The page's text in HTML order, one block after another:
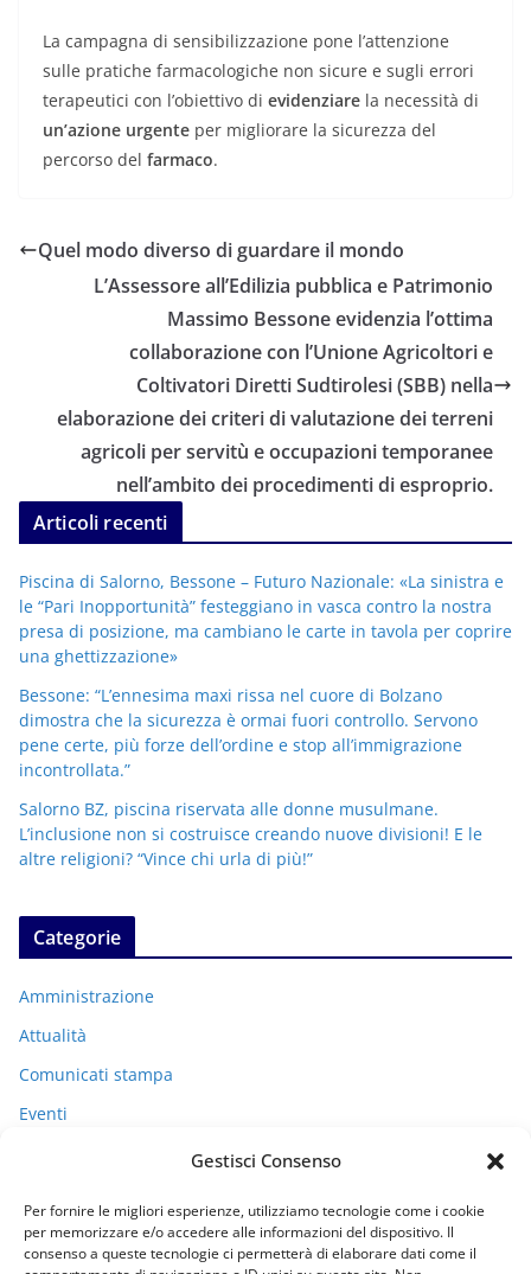
Gestisci Consenso
Per fornire le migliori esperienze, utilizziamo tecnologie come i cookie
per memorizzare e/o accedere alle informazioni del dispositivo. Il
consenso a queste tecnologie ci permetterà di elaborare dati come il
La campagna di sensibilizzazione pone l’attenzione
sulle pratiche farmacologiche non sicure e sugli errori
terapeutici con l’obiettivo di evidenziare la necessità di
un’azione urgente per migliorare la sicurezza del
percorso del farmaco.
Quel modo diverso di guardare il mondo
L’Assessore all’Edilizia pubblica e Patrimonio
Massimo Bessone evidenzia l’ottima
collaborazione con l’Unione Agricoltori e
Coltivatori Diretti Sudtirolesi (SBB) nella
elaborazione dei criteri di valutazione dei terreni
agricoli per servitù e occupazioni temporanee
nell’ambito dei procedimenti di esproprio.
Articoli recenti
Piscina di Salorno, Bessone – Futuro Nazionale: «La sinistra e
le “Pari Inopportunità” festeggiano in vasca contro la nostra
presa di posizione, ma cambiano le carte in tavola per coprire
una ghettizzazione»
Bessone: “L’ennesima maxi rissa nel cuore di Bolzano
dimostra che la sicurezza è ormai fuori controllo. Servono
pene certe, più forze dell’ordine e stop all’immigrazione
incontrollata.”
Salorno BZ, piscina riservata alle donne musulmane.
L’inclusione non si costruisce creando nuove divisioni! E le
altre religioni? “Vince chi urla di più!”
Categorie
Amministrazione
Attualità
Comunicati stampa
Eventi
Uncategorized